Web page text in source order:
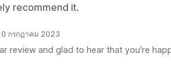
recommend it.
กรกฎาคม 2023
review and glad to hear that you're